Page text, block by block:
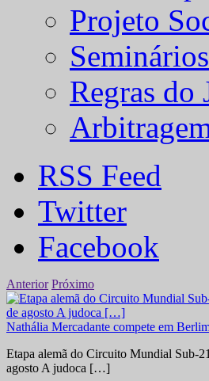
Projeto
Seminários
Regras do
RSS Feed
Twitter
Facebook
Anterior Próximo
Nathália Mercadante compete em
Etapa alemã do Circuito Mundial Sub-
agosto A judoca […]